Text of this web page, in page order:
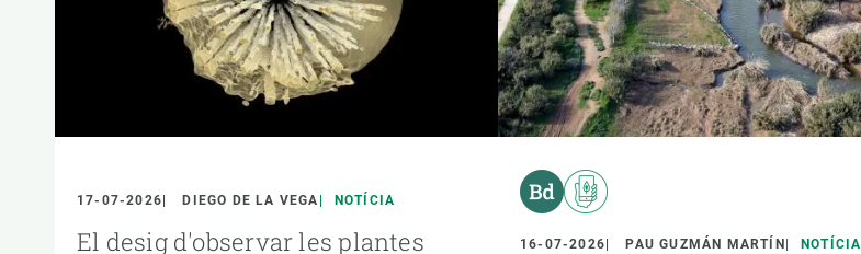
17-07-2026 DIEGO DE LA VEGA NOTÍCIA
El desig d'observar les plantes
16-07-2026 PAU GUZMÁN MARTÍN NOTÍCIA